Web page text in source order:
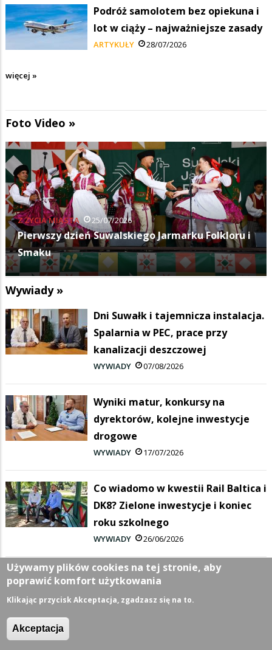
Podróż samolotem bez opiekuna i
lot w ciąży – najważniejsze zasady
ARTYKUŁY 28/07/2026
więcej »
Foto Video »
KULTURA 11/07/2026
Budka Suflera zagrała na Suwałki Blues Festival
Wywiady »
Dni Suwałk i tajemnicza instalacja.
Spalarnia w PEC, prace przy
kanalizacji deszczowej
WYWIADY 07/08/2026
Wyniki matur, konkursy na
dyrektorów, kolejne inwestycje
drogowe
WYWIADY 17/07/2026
Co wiadomo w kwestii Rail Baltica i
DK8? Zielone inwestycje i koniec
roku szkolnego
WYWIADY 26/06/2026
Największa inwestycja w historii
Suwałk i Budżet Obywatelski -
Videopodcast z Ratusza
Używamy plików cookies na tej stronie, aby
poprawić komfort użytkowania
Klikając przycisk Akceptacja, zgadzasz się na to.
Akceptacja